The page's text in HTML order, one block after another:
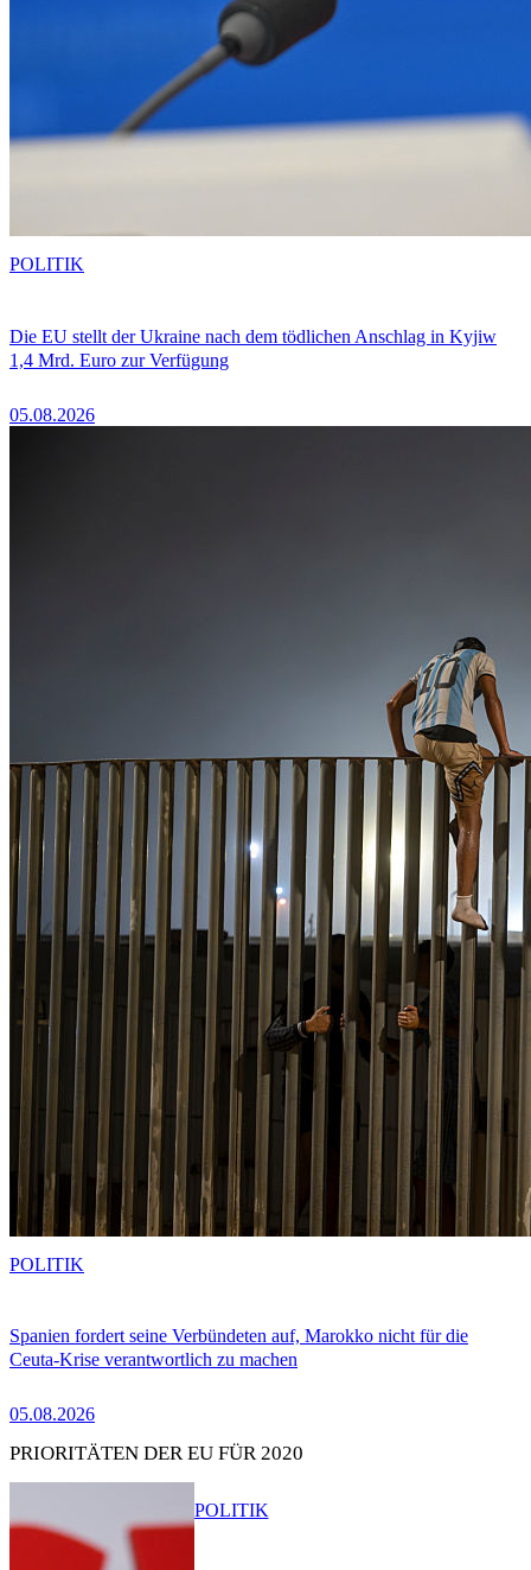
Die EU stellt der Ukraine nach dem tödlichen Anschlag in Kyjiw
1,4 Mrd. Euro zur Verfügung
05.08.2026
POLITIK
Spanien fordert seine Verbündeten auf, Marokko nicht für die
Ceuta-Krise verantwortlich zu machen
05.08.2026
POLITIK
PRIORITÄTEN DER EU FÜR 2020
POLITIK